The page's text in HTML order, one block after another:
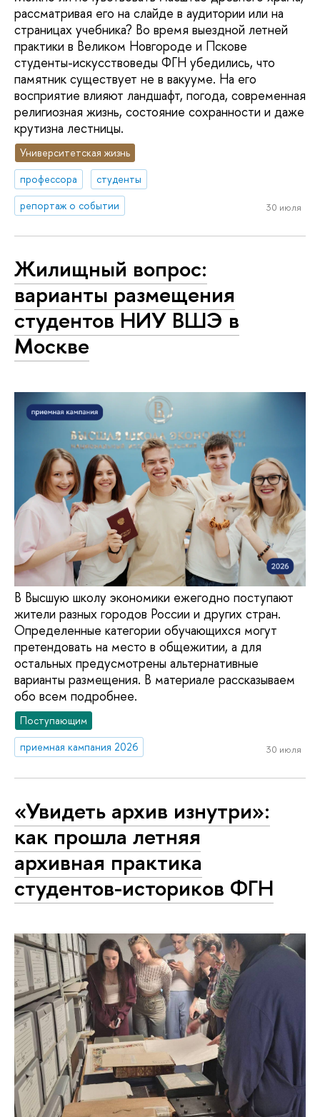
рассматривая его на слайде в аудитории или на
страницах учебника? Во время выездной летней
практики в Великом Новгороде и Пскове
студенты-искусствоведы ФГН убедились, что
памятник существует не в вакууме. На его
восприятие влияют ландшафт, погода, современная
религиозная жизнь, состояние сохранности и даже
крутизна лестницы.
Университетская жизнь
профессора
студенты
репортаж о событии
30 июля
Жилищный вопрос:
варианты размещения
студентов НИУ ВШЭ в
Москве
В Высшую школу экономики ежегодно поступают
жители разных городов России и других стран.
Определенные категории обучающихся могут
претендовать на место в общежитии, а для
остальных предусмотрены альтернативные
варианты размещения. В материале рассказываем
обо всем подробнее.
Поступающим
приемная кампания 2026
30 июля
«Увидеть архив изнутри»:
как прошла летняя
архивная практика
студентов-историков ФГН